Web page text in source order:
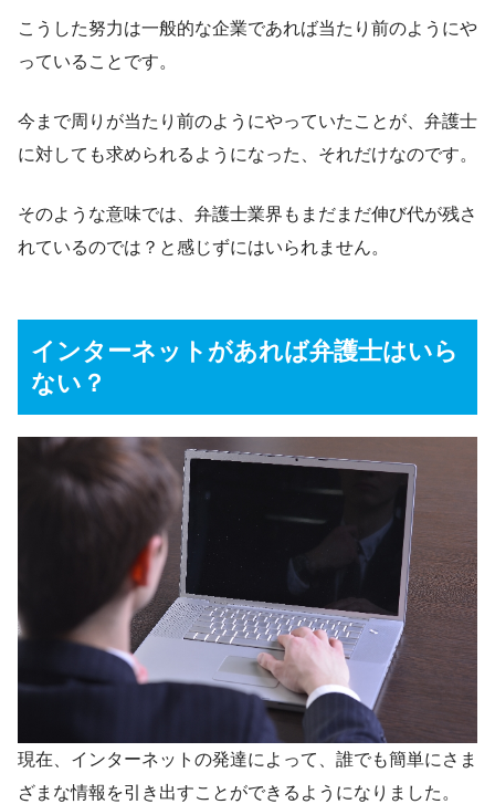
こうした努力は一般的な企業であれば当たり前のようにや
っていることです。
今まで周りが当たり前のようにやっていたことが、弁護士
に対しても求められるようになった、それだけなのです。
そのような意味では、弁護士業界もまだまだ伸び代が残さ
れているのでは？と感じずにはいられません。
インターネットがあれば弁護士はいら
ない？
現在、インターネットの発達によって、誰でも簡単にさま
ざまな情報を引き出すことができるようになりました。